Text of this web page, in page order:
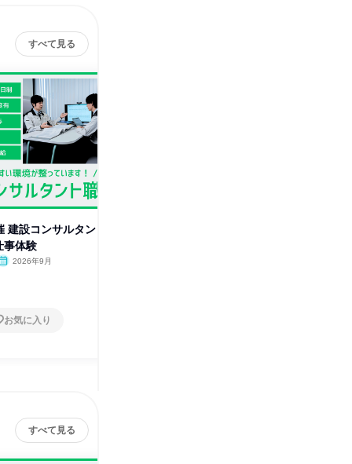
すべて見る
建設コンサルタン
事体験
2026年9月
お気に入り
すべて見る